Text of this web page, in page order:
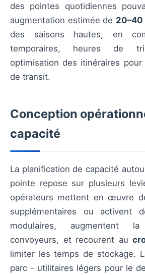
des pointes quotidiennes
augmentation estimée de 20–40
des saisons hautes, en
temporaires, heures de
optimisation des itinéraires
de transit.
Conception
capacité
La planification de capacité
pointe repose sur plusieurs
opérateurs mettent en œuvre
supplémentaires ou activent
modulaires, augmentent
convoyeurs, et recourent au
limiter les temps de stockage.
parc - utilitaires légers pour le